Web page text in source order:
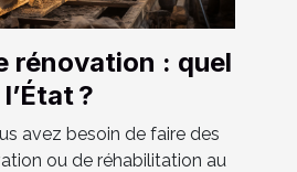
rénovation : quel
?
avez besoin de faire des
ou de réhabilitation au